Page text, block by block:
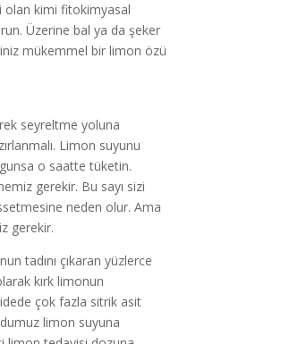
olan kimi fitokimyasal
Üzerine bal ya da şeker
mükemmel bir limon özü
seyreltme yoluna
Limon suyunu
o saatte tüketin.
gerekir. Bu sayı sizi
neden olur. Ama
gerekir.
tadını çıkaran yüzlerce
kırk limonun
çok fazla sitrik asit
limon suyuna